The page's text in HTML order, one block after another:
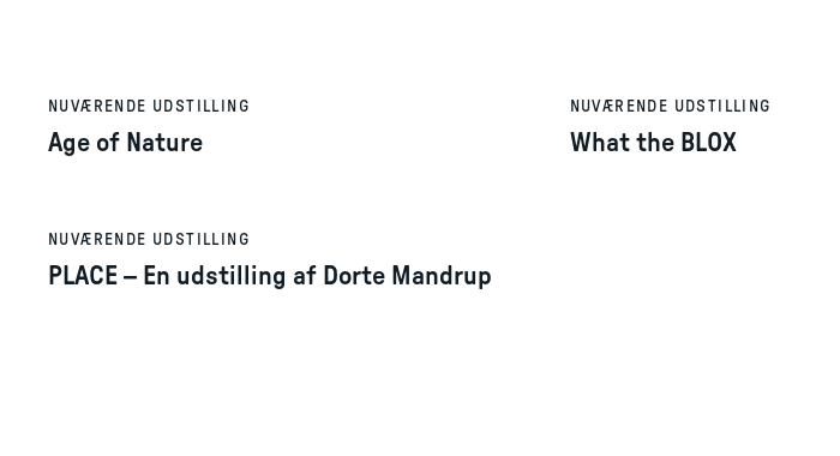
NUVÆRENDE UDSTILLING
Age of Nature
NUVÆRENDE UDSTILLING
What the BLOX
NUVÆRENDE UDSTILLING
PLACE – En udstilling af Dorte Mandrup